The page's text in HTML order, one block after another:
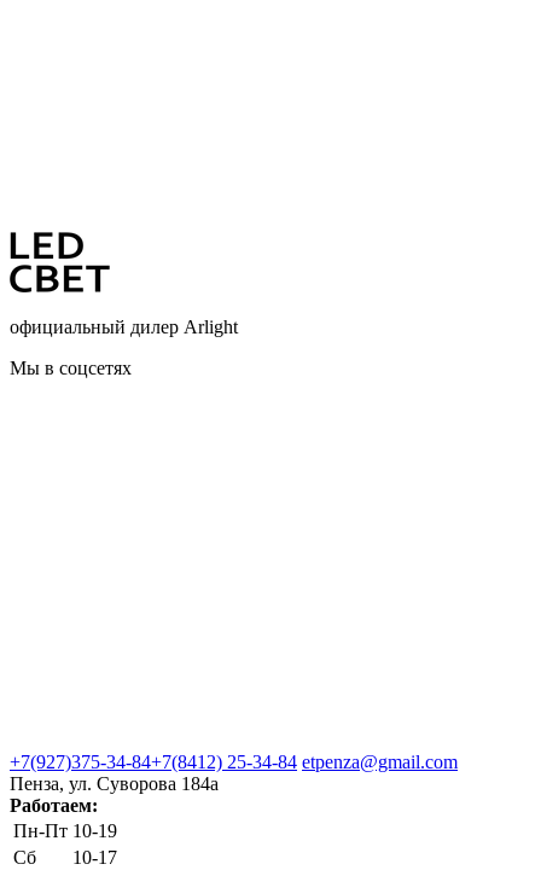
официальный дилер Arlight
Мы в соцсетях
+7(927)375-34-84+7(8412) 25-34-84 etpenza@gmail.com
Пенза, ул. Cуворова 184а
Работаем:
Пн-Пт 10-19
Сб
10-17